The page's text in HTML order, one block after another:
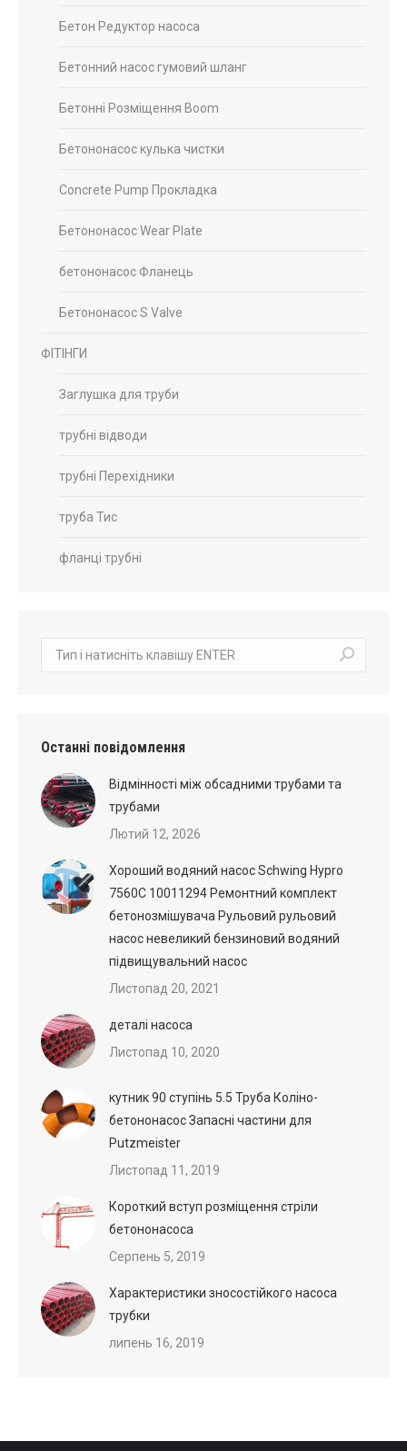
Бетон Редуктор насоса
Бетонний насос гумовий шланг
Бетонні Розміщення Boom
Бетононасос кулька чистки
Concrete Pump Прокладка
Бетононасос Wear Plate
бетононасос Фланець
Бетононасос S Valve
ФІТІНГИ
Заглушка для труби
трубні відводи
трубні Перехідники
труба Тис
фланці трубні
пошук:
Останні повідомлення
Відмінності між обсадними трубами та
трубами
Лютий 12, 2026
Хороший водяний насос Schwing Hypro
7560C 10011294 Ремонтний комплект
бетонозмішувача Рульовий рульовий
насос невеликий бензиновий водяний
підвищувальний насос
Листопад 20, 2021
деталі насоса
Листопад 10, 2020
кутник 90 ступінь 5.5 Труба Коліно-
бетононасос Запасні частини для
Putzmeister
Листопад 11, 2019
Короткий вступ розміщення стріли
бетононасоса
Серпень 5, 2019
Характеристики зносостійкого насоса
трубки
липень 16, 2019